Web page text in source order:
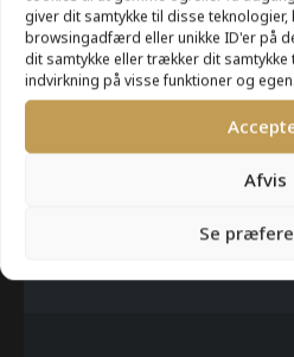
giver dit samtykke til disse teknologier,
browsingadfærd eller unikke ID'er på
dit samtykke eller trækker dit samtykke
indvirkning på visse funktioner og
Afvis
Se
Mandag 3.
4.